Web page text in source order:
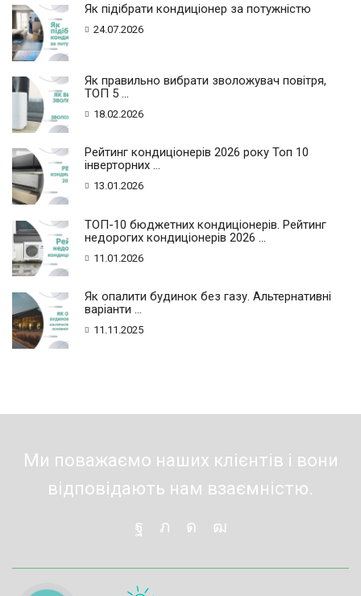
Як підібрати кондиціонер за потужністю
24.07.2026
Як правильно вибрати зволожувач повітря,
ТОП 5 ...
18.02.2026
Рейтинг кондиціонерів 2026 року Топ 10
інверторних ...
13.01.2026
ТОП-10 бюджетних кондиціонерів. Рейтинг
недорогих кондиціонерів 2026 ...
11.01.2026
Як опалити будинок без газу. Альтернативні
варіанти ...
11.11.2025
Ми поважаємо наших клієнтів і вони
відповідають нам взаємністю.